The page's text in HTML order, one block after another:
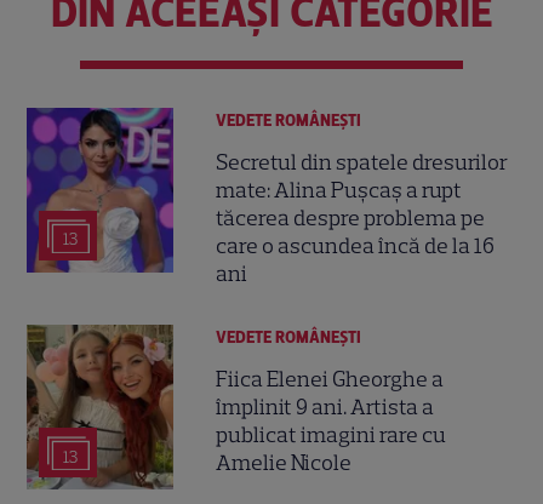
DIN ACEEAȘI CATEGORIE
13
VEDETE ROMÂNEŞTI
Secretul din spatele dresurilor
mate: Alina Pușcaș a rupt
tăcerea despre problema pe
care o ascundea încă de la 16
ani
13
VEDETE ROMÂNEŞTI
Fiica Elenei Gheorghe a
împlinit 9 ani. Artista a
publicat imagini rare cu
Amelie Nicole